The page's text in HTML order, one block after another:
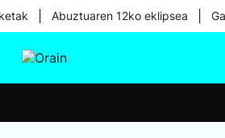
Abuztuaren 12ko eklipsea